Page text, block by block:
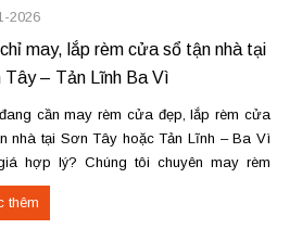
2026
may, lắp rèm cửa sổ tận nhà tại
Tây – Tản Lĩnh Ba Vì
cần may rèm cửa đẹp, lắp rèm cửa
nhà tại Sơn Tây hoặc Tản Lĩnh – Ba Vì
hợp lý? Chúng tôi chuyên may rèm
cầu, thi công nhanh, đúng mẫu, đúng
độ. Thực tế, chúng tôi vừa hoàn thiện thi
thêm